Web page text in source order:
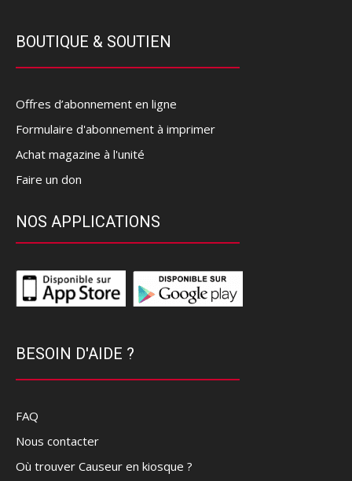
BOUTIQUE & SOUTIEN
Offres d’abonnement en ligne
Formulaire d'abonnement à imprimer
Achat magazine à l'unité
Faire un don
NOS APPLICATIONS
BESOIN D'AIDE ?
FAQ
Nous contacter
Où trouver Causeur en kiosque ?